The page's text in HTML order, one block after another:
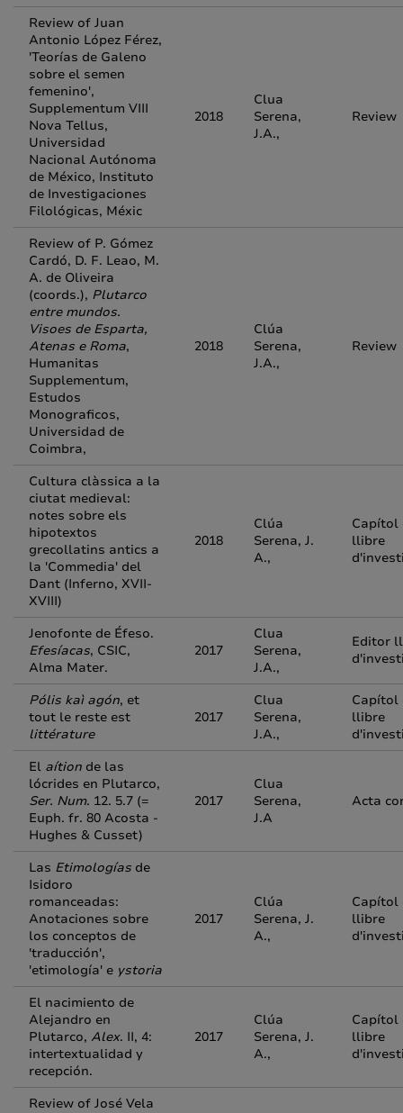
Review of Juan
Antonio López Férez,
'Teorías de Galeno
sobre el semen
femenino',
Supplementum VIII
Nova Tellus,
Universidad
Nacional Autónoma
de México, Instituto
de Investigaciones
Filológicas, Méxic
2018
Clua
Serena,
J.A.,
Review
Review of P. Gómez
Cardó, D. F. Leao, M.
A. de Oliveira
(coords.), Plutarco
entre mundos.
Visoes de Esparta,
Atenas e Roma,
Humanitas
Supplementum,
Estudos
Monograficos,
Universidad de
Coimbra,
2018
Clúa
Serena,
J.A.,
Review
Cultura clàssica a la
ciutat medieval:
notes sobre els
hipotextos
grecollatins antics a
la 'Commedia' del
Dant (Inferno, XVII-
XVIII)
2018
Clúa
Serena, J.
A.,
Capítol
llibre
Jenofonte de Éfeso.
Efesíacas, CSIC,
Alma Mater.
2017
Clua
Serena,
J.A.,
Editor
Pólis kaì agón, et
tout le reste est
littérature
2017
Clua
Serena,
J.A.,
Capítol
llibre
El aítion de las
lócrides en Plutarco,
Ser. Num. 12. 5.7 (=
Euph. fr. 80 Acosta -
Hughes & Cusset)
2017
Clua
Serena,
J.A
Acta
Las Etimologías de
Isidoro
romanceadas:
Anotaciones sobre
los conceptos de
'traducción',
'etimología' e ystoria
2017
Clúa
Serena, J.
A.,
Capítol
llibre
El nacimiento de
Alejandro en
Plutarco, Alex. II, 4:
intertextualidad y
recepción.
2017
Clúa
Serena, J.
A.,
Capítol
llibre
Review of José Vela